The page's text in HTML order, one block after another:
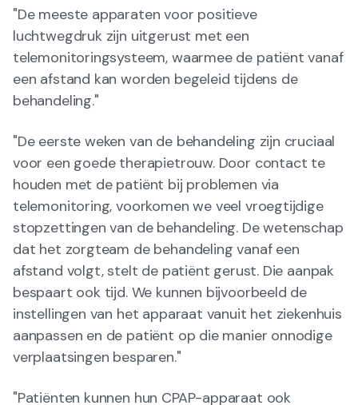
"De meeste apparaten voor positieve
luchtwegdruk zijn uitgerust met een
telemonitoringsysteem, waarmee de patiënt vanaf
een afstand kan worden begeleid tijdens de
behandeling."
"De eerste weken van de behandeling zijn cruciaal
voor een goede therapietrouw. Door contact te
houden met de patiënt bij problemen via
telemonitoring, voorkomen we veel vroegtijdige
stopzettingen van de behandeling. De wetenschap
dat het zorgteam de behandeling vanaf een
afstand volgt, stelt de patiënt gerust. Die aanpak
bespaart ook tijd. We kunnen bijvoorbeeld de
instellingen van het apparaat vanuit het ziekenhuis
aanpassen en de patiënt op die manier onnodige
verplaatsingen besparen."
"Patiënten kunnen hun CPAP-apparaat ook